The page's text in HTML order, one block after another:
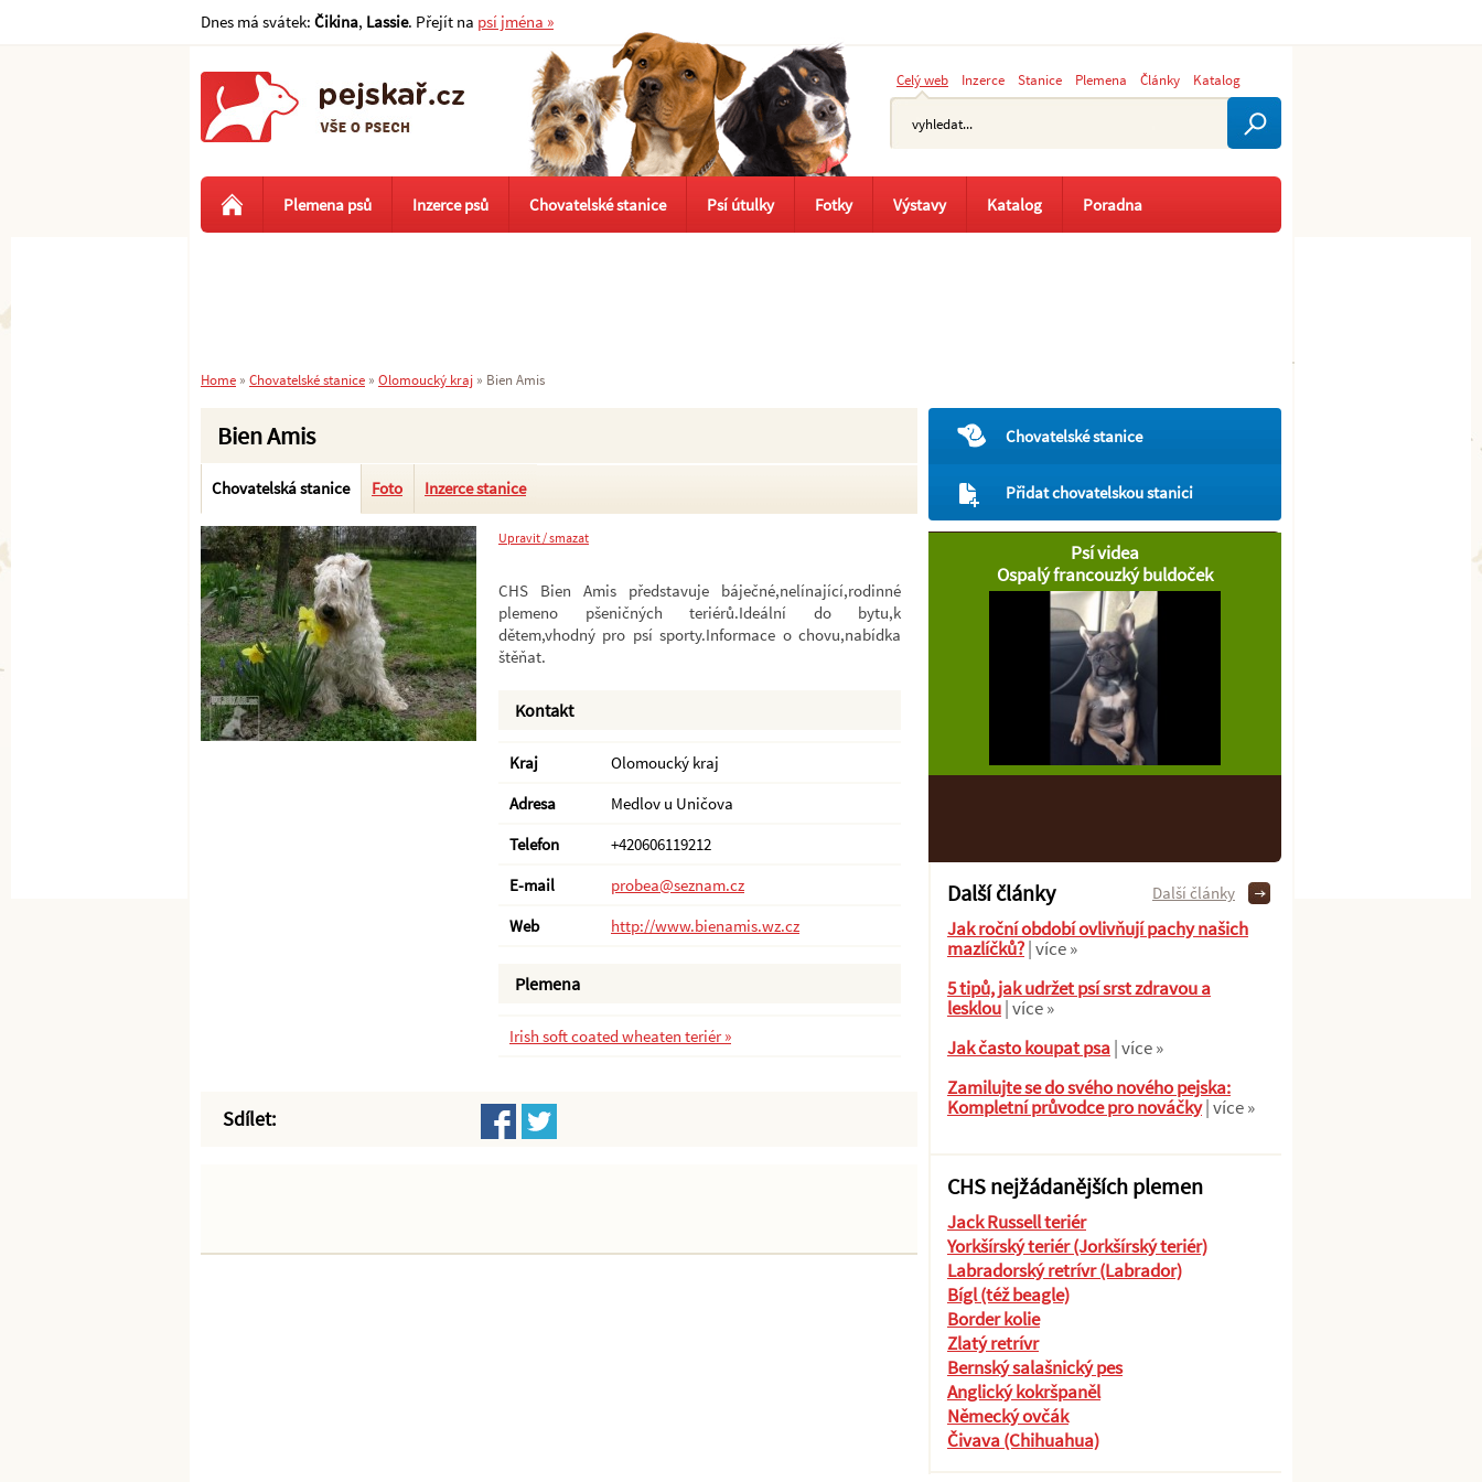
Bien Amis
Chovatelská stanice Foto Inzerce stanice
Upravit / smazat
CHS Bien Amis představuje báječné,nelínající,rodinné
plemeno pšeničných teriérů.Ideální do bytu,k
dětem,vhodný pro psí sporty.Informace o chovu,nabídka
štěňat.
Kontakt
Kraj
Olomoucký kraj
Adresa
Medlov u Uničova
Telefon
+420606119212
E-mail
probea@seznam.cz
Web
http://www.bienamis.wz.cz
Plemena
Irish soft coated wheaten teriér »
Sdílet:
Chovatelské stanice
Přidat chovatelskou stanici
Psí videa
Ospalý francouzký buldoček
Další články
Jak roční období ovlivňují pachy našich
mazlíčků?| více »
5 tipů, jak udržet psí srst zdravou a
lesklou| více »
Jak často koupat psa| více »
Zamilujte se do svého nového pejska:
Kompletní průvodce pro nováčky| více »
Další články
CHS nejžádanějších plemen
Jack Russell teriér
Yorkšírský teriér (Jorkšírský teriér)
Labradorský retrívr (Labrador)
Bígl (též beagle)
Border kolie
Zlatý retrívr
Bernský salašnický pes
Anglický kokršpaněl
Německý ovčák
Čivava (Chihuahua)
Celý web Inzerce Stanice Plemena Články Katalog
Plemena psů Inzerce psů Chovatelské stanice Psí útulky Fotky Výstavy Katalog Poradna
Home » Chovatelské stanice » Olomoucký kraj » Bien Amis
Dnes má svátek: Čikina, Lassie. Přejít na psí jména »